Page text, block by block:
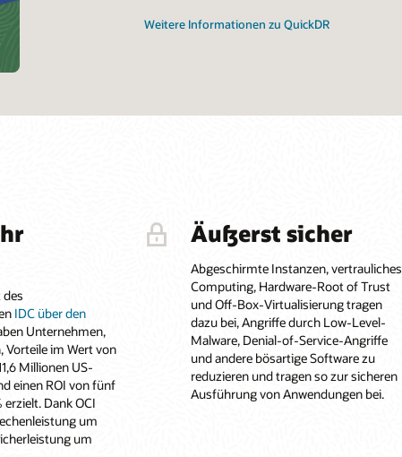
Weitere Informationen zu QuickDR
IDC über den
Unternehmen,
Vorteile im Wert von
Millionen US-
einen ROI von fünf
Dank OCI
um
um
Äußerst sicher
Abgeschirmte Instanzen, vertrauliches
Computing, Hardware-Root of Trust
und Off-Box-Virtualisierung tragen
dazu bei, Angriffe durch Low-Level-
Malware, Denial-of-Service-Angriffe
und andere bösartige Software zu
reduzieren und tragen so zur sicheren
Ausführung von Anwendungen bei.